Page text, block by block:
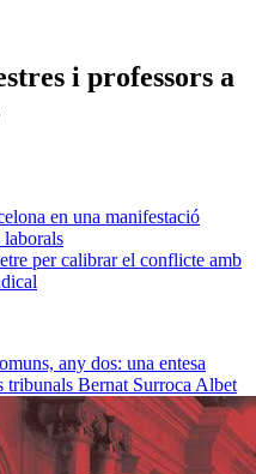
i professors a
en una manifestació
laborals
per calibrar el conflicte amb
any dos: una entesa
tribunals Bernat Surroca Albet